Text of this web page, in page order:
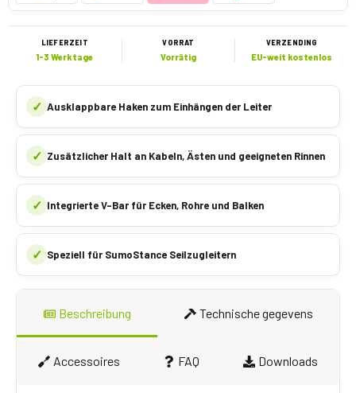
LIEFERZEIT
1-3 Werktage
VORRAT
Vorrätig
VERZENDING
EU-weit kostenlos
✓ Ausklappbare Haken zum Einhängen der Leiter
✓ Zusätzlicher Halt an Kabeln, Ästen und geeigneten Rinnen
✓ Integrierte V-Bar für Ecken, Rohre und Balken
✓ Speziell für SumoStance Seilzugleitern
Beschreibung Technische gegevens
Accessoires FAQ Downloads